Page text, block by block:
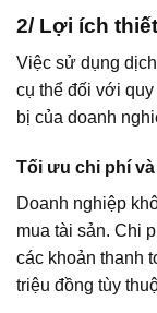
2/ Lợi ích
Việc sử dụng
cụ thể đối với
bị của doanh
Tối ưu chi phí
Doanh nghiệp
mua tài sản. Chi
các khoản thanh
triệu đồng tùy